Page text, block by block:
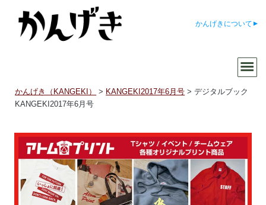
かんげきについて
かんげき（KANGEKI） > KANGEKI2017年6月号 >デジタルブック
KANGEKI2017年6月号